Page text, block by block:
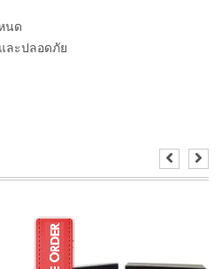
นด
ละปลอดภัย